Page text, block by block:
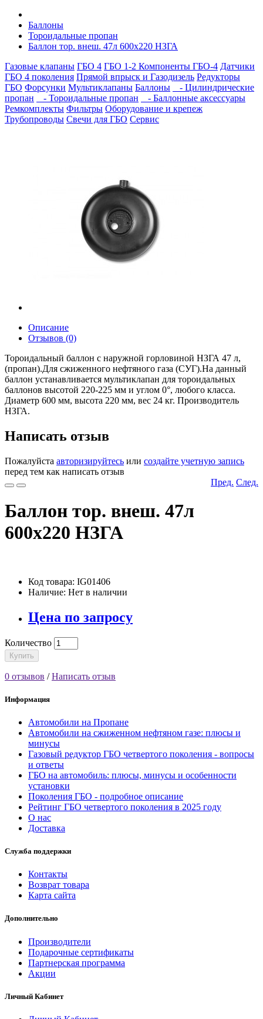
Баллоны
Тороидальные пропан
Баллон тор. внеш. 47л 600х220 НЗГА
Газовые клапаны ГБО 4 ГБО 1-2 Компоненты ГБО-4 Датчики
ГБО 4 поколения Прямой впрыск и Газодизель Редукторы
ГБО Форсунки Мультиклапаны Баллоны
- Цилиндрические
пропан
- Тороидальные пропан
- Баллонные аксессуары
Ремкомплекты Фильтры Оборудование и крепеж
Трубопроводы Свечи для ГБО Сервис
Описание
Отзывов (0)
Тороидальный баллон с наружной горловиной НЗГА 47 л,
(пропан).Для сжиженного нефтяного газа (СУГ).На данный
баллон устанавливается мультиклапан для тороидальных
баллонов высотой 220-225 мм и углом 0°, любого класса.
Диаметр 600 мм, высота 220 мм, вес 24 кг. Производитель
НЗГА.
Написать отзыв
Пожалуйста авторизируйтесь или создайте учетную запись
перед тем как написать отзыв
Пред. След.
Баллон тор. внеш. 47л
600х220 НЗГА
Код товара: IG01406
Наличие: Нет в наличии
Цена по запросу
Количество
Купить
0 отзывов /Написать отзыв
Информация
Автомобили на Пропане
Автомобили на сжиженном нефтяном газе: плюсы и
минусы
Газовый редуктор ГБО четвертого поколения - вопросы
и ответы
ГБО на автомобиль: плюсы, минусы и особенности
установки
Поколения ГБО - подробное описание
Рейтинг ГБО четвертого поколения в 2025 году
О нас
Доставка
Служба поддержки
Контакты
Возврат товара
Карта сайта
Дополнительно
Производители
Подарочные сертификаты
Партнерская программа
Акции
Личный Кабинет